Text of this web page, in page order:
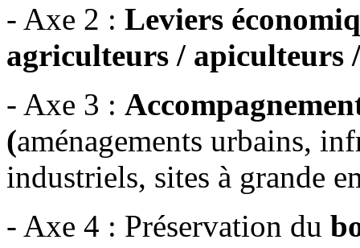
- Axe 2 : Leviers
agriculteurs / apiculteurs
- Axe 3 :
(aménagements urbains,
industriels, sites à grande
- Axe 4 : Préservation du